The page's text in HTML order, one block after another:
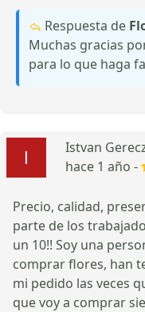
Respuesta de
Muchas gracias
para lo que haga
Istvan
hace 1 año -
Precio, calidad,
parte de los
un 10!! Soy una
comprar flores, han
mi pedido las veces
que voy a comprar